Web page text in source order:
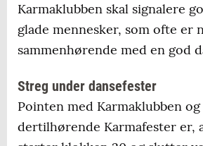
Karmaklubben skal signalere
glade mennesker, som ofte er
sammenhørende med en god
Streg under dansefester
Pointen med Karmaklubben og
dertilhørende Karmafester er,